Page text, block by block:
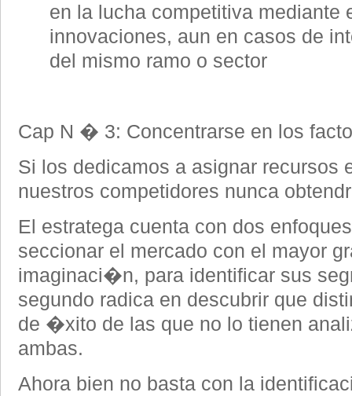
en la lucha competitiva mediante
innovaciones, aun en casos de
del mismo ramo o sector
Cap N � 3: Concentrarse en los
Si los dedicamos a asignar recursos
nuestros competidores nunca
El estratega cuenta con dos
seccionar el mercado con el mayor
imaginaci�n, para identificar sus
segundo radica en descubrir que
de �xito de las que no lo tienen
ambas.
Ahora bien no basta con la